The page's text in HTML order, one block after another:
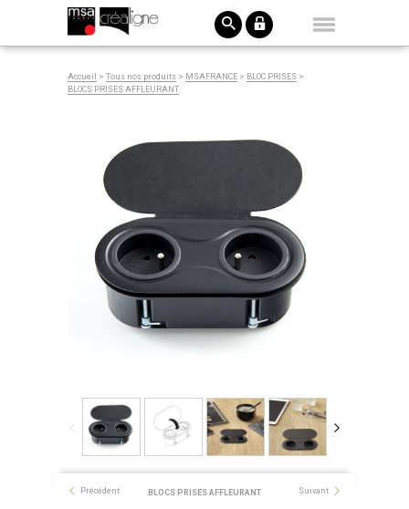
Accueil > Tous nos produits > MSAFRANCE > BLOC PRISES >
BLOCS PRISES AFFLEURANT
Précédent BLOCS PRISES AFFLEURANT Suivant